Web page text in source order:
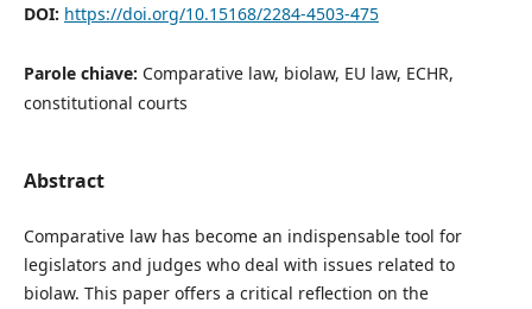
DOI: https://doi.org/10.15168/2284-4503-475
Parole chiave: Comparative law, biolaw, EU law, ECHR,
constitutional courts
Abstract
Comparative law has become an indispensable tool for
legislators and judges who deal with issues related to
biolaw. This paper offers a critical reflection on the